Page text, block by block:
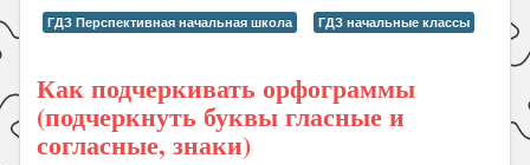
ГДЗ Перспективная начальная школа ГДЗ начальные классы
Как подчеркивать орфограммы
(подчеркнуть буквы гласные и
согласные, знаки)